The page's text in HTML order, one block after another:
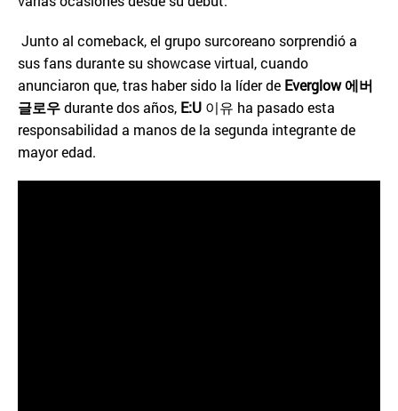
Junto al comeback, el grupo surcoreano sorprendió a
sus fans durante su showcase virtual, cuando
anunciaron que, tras haber sido la líder de Everglow 에버
글로우durante dos años, E:U 이유 ha pasado esta
responsabilidad a manos de la segunda integrante de
mayor edad.